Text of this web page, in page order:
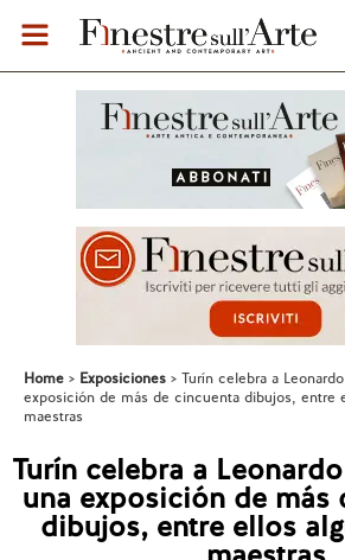
Home Exposiciones
Turín celebra a
exposición de más de cincuenta dibujos, entre
maestras
Turín celebra a
una exposición de más
dibujos, entre ellos